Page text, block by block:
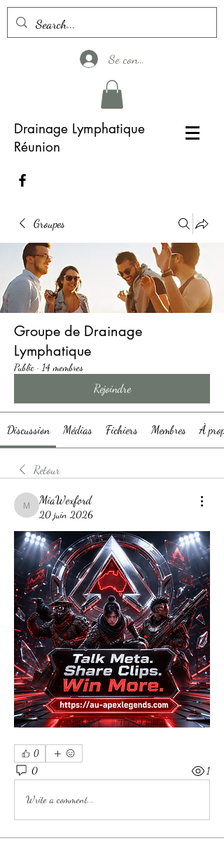
Se connecter
Drainage Lymphatique
Réunion
Groupes
Groupe de Drainage
Lymphatique
Public · 14 membres
Rejoindre
Discussion Médias Fichiers Membres À
Retour
MiaWexford
MiaWexford
20 juin 2026
0
0 1
Write a comment...